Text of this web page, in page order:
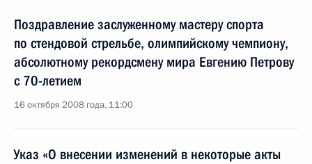
Поздравление заслуженному мастеру спорта
по стендовой стрельбе, олимпийскому чемпиону,
абсолютному рекордсмену мира Евгению Петрову
с 70-летием
16 октября 2008 года, 11:00
Указ «О внесении изменений в некоторые акты